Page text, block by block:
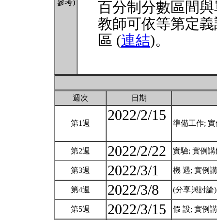
參考)
百分制分數區間
教師可依等第定
區 (連結)。
週次 日期
第1週 2022/2/15 準備工作; 實
第2週 2022/2/22 實驗; 實例講
第3週 2022/3/1 機 遇; 實例
第4週 2022/3/8 (分享與討
第5週 2022/3/15 假 設; 實例講